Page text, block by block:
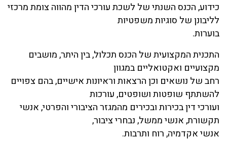
כידוע, הכנס השנתי של לשכת עורכי הדין מהווה צומת מרכזי
לליבונן של סוגיות משפטיות
בוערות.
התכנית המקצועית של הכנס תכלול, בין היתר, מושבים
מקצועיים ואקטואליים במגוון
רחב של נושאים וכן הרצאות וראיונות אישיים, בהם צפויים
להשתתף שופטות ושופטים, עורכות
ועורכי דין בכירות ובכירים מהמגזר הציבורי והפרטי, אנשי
תקשורת, אנשי ממשל, נבחרי ציבור,
אנשי אקדמיה, רוח ותרבות.